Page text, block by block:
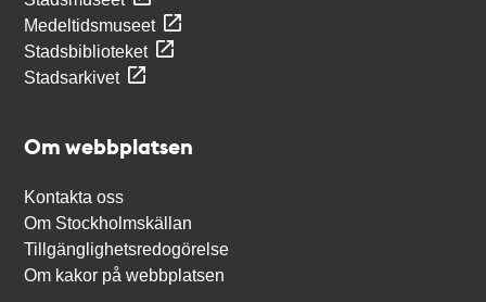
Medeltidsmuseet
Stadsbiblioteket
Stadsarkivet
Om webbplatsen
Kontakta oss
Om Stockholmskällan
Tillgänglighetsredogörelse
Om kakor på webbplatsen